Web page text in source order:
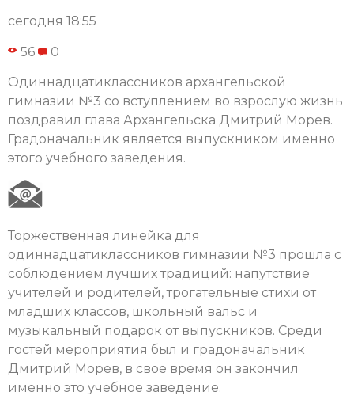
сегодня 18:55
56 0
Одиннадцатиклассников архангельской
гимназии №3 со вступлением во взрослую жизнь
поздравил глава Архангельска Дмитрий Морев.
Градоначальник является выпускником именно
этого учебного заведения.
Торжественная линейка для
одиннадцатиклассников гимназии №3 прошла с
соблюдением лучших традиций: напутствие
учителей и родителей, трогательные стихи от
младших классов, школьный вальс и
музыкальный подарок от выпускников. Среди
гостей мероприятия был и градоначальник
Дмитрий Морев, в свое время он закончил
именно это учебное заведение.